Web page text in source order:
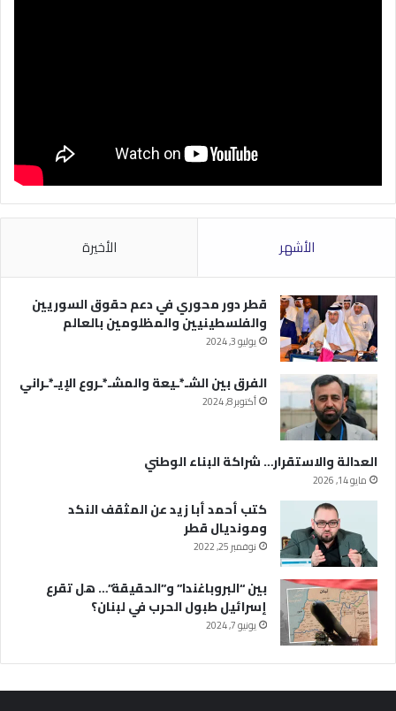
الأشهر الأخيرة
قطر دور محوري في دعم حقوق السوريين
والفلسطينيين والمظلومين بالعالم
يوليو 3, 2024
الفرق بين الشـ*ـيعة والمشـ*ـروع الإيـ*ـراني
أكتوبر 8, 2024
العدالة والاستقرار… شراكة البناء الوطني
مايو 14, 2026
كتب أحمد أبا زيد عن المثقف النكد
ومونديال قطر
نوفمبر 25, 2022
بين “البروباغندا” و”الحقيقة”… هل تقرع
إسرائيل طبول الحرب في لبنان؟
يونيو 7, 2024